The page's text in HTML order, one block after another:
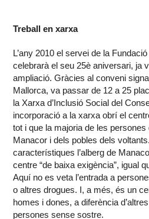
Treball en xarxa
L’any 2010 el servei de la Fundació
celebrarà el seu 25è aniversari, ja
ampliació. Gràcies al conveni
Mallorca, va passar de 12 a 25
la Xarxa d’Inclusió Social del
incorporació a la xarxa obrí el
tot i que la majoria de les
Manacor i dels pobles dels
característiques l’alberg de
centre “de baixa exigència”, igual
Aquí no es veta l’entrada a
o altres drogues. I, a més, és un
homes i dones, a diferència
persones sense sostre.